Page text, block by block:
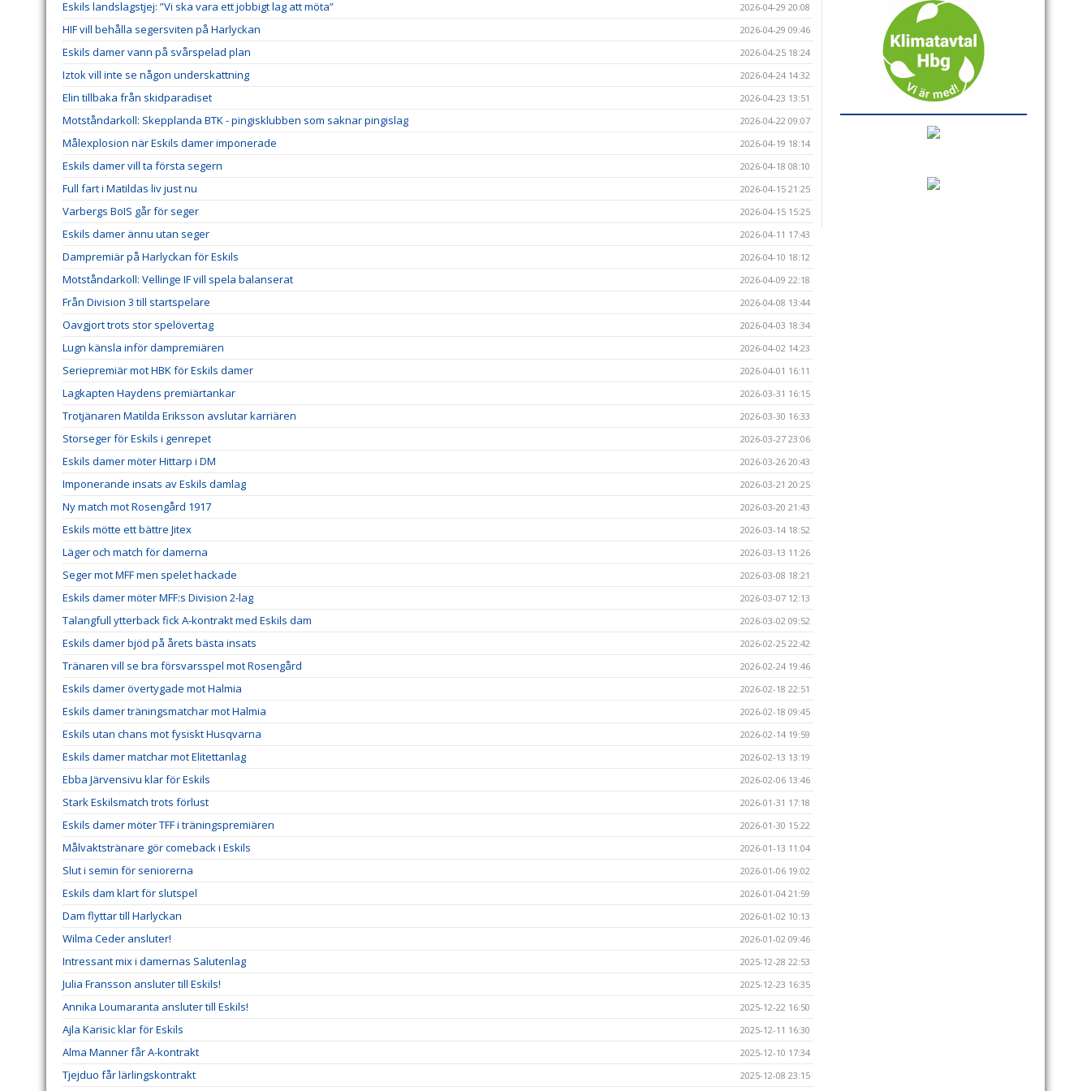
Eskils landslagstjej: ”Vi ska vara ett jobbigt lag att möta” 2026-04-29 20:08
HIF vill behålla segersviten på Harlyckan 2026-04-29 09:46
Eskils damer vann på svårspelad plan 2026-04-25 18:24
Iztok vill inte se någon underskattning 2026-04-24 14:32
Elin tillbaka från skidparadiset 2026-04-23 13:51
Motståndarkoll: Skepplanda BTK - pingisklubben som saknar pingislag 2026-04-22 09:07
Målexplosion när Eskils damer imponerade 2026-04-19 18:14
Eskils damer vill ta första segern 2026-04-18 08:10
Full fart i Matildas liv just nu 2026-04-15 21:25
Varbergs BoIS går för seger 2026-04-15 15:25
Eskils damer ännu utan seger 2026-04-11 17:43
Dampremiär på Harlyckan för Eskils 2026-04-10 18:12
Motståndarkoll: Vellinge IF vill spela balanserat 2026-04-09 22:18
Från Division 3 till startspelare 2026-04-08 13:44
Oavgjort trots stor spelövertag 2026-04-03 18:34
Lugn känsla inför dampremiären 2026-04-02 14:23
Seriepremiär mot HBK för Eskils damer 2026-04-01 16:11
Lagkapten Haydens premiärtankar 2026-03-31 16:15
Trotjänaren Matilda Eriksson avslutar karriären 2026-03-30 16:33
Storseger för Eskils i genrepet 2026-03-27 23:06
Eskils damer möter Hittarp i DM 2026-03-26 20:43
Imponerande insats av Eskils damlag 2026-03-21 20:25
Ny match mot Rosengård 1917 2026-03-20 21:43
Eskils mötte ett bättre Jitex 2026-03-14 18:52
Läger och match för damerna 2026-03-13 11:26
Seger mot MFF men spelet hackade 2026-03-08 18:21
Eskils damer möter MFF:s Division 2-lag 2026-03-07 12:13
Talangfull ytterback fick A-kontrakt med Eskils dam 2026-03-02 09:52
Eskils damer bjöd på årets bästa insats 2026-02-25 22:42
Tränaren vill se bra försvarsspel mot Rosengård 2026-02-24 19:46
Eskils damer övertygade mot Halmia 2026-02-18 22:51
Eskils damer träningsmatchar mot Halmia 2026-02-18 09:45
Eskils utan chans mot fysiskt Husqvarna 2026-02-14 19:59
Eskils damer matchar mot Elitettanlag 2026-02-13 13:19
Ebba Järvensivu klar för Eskils 2026-02-06 13:46
Stark Eskilsmatch trots förlust 2026-01-31 17:18
Eskils damer möter TFF i träningspremiären 2026-01-30 15:22
Målvaktstränare gör comeback i Eskils 2026-01-13 11:04
Slut i semin för seniorerna 2026-01-06 19:02
Eskils dam klart för slutspel 2026-01-04 21:59
Dam flyttar till Harlyckan 2026-01-02 10:13
Wilma Ceder ansluter! 2026-01-02 09:46
Intressant mix i damernas Salutenlag 2025-12-28 22:53
Julia Fransson ansluter till Eskils! 2025-12-23 16:35
Annika Loumaranta ansluter till Eskils! 2025-12-22 16:50
Ajla Karisic klar för Eskils 2025-12-11 16:30
Alma Manner får A-kontrakt 2025-12-10 17:34
Tjejduo får lärlingskontrakt 2025-12-08 23:15